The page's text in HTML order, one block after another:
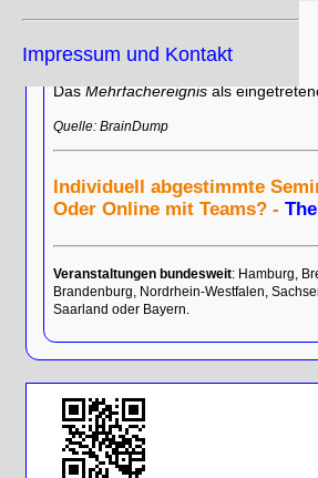
Impressum und Kontakt
DasMehrfachereignisals
Quelle: BrainDump
Individuell abgestimmte
Oder Online mit Teams? -
Veranstaltungen bundesweit: Hamburg,
Brandenburg, Nordrhein-Westfalen,
Saarland oder Bayern.